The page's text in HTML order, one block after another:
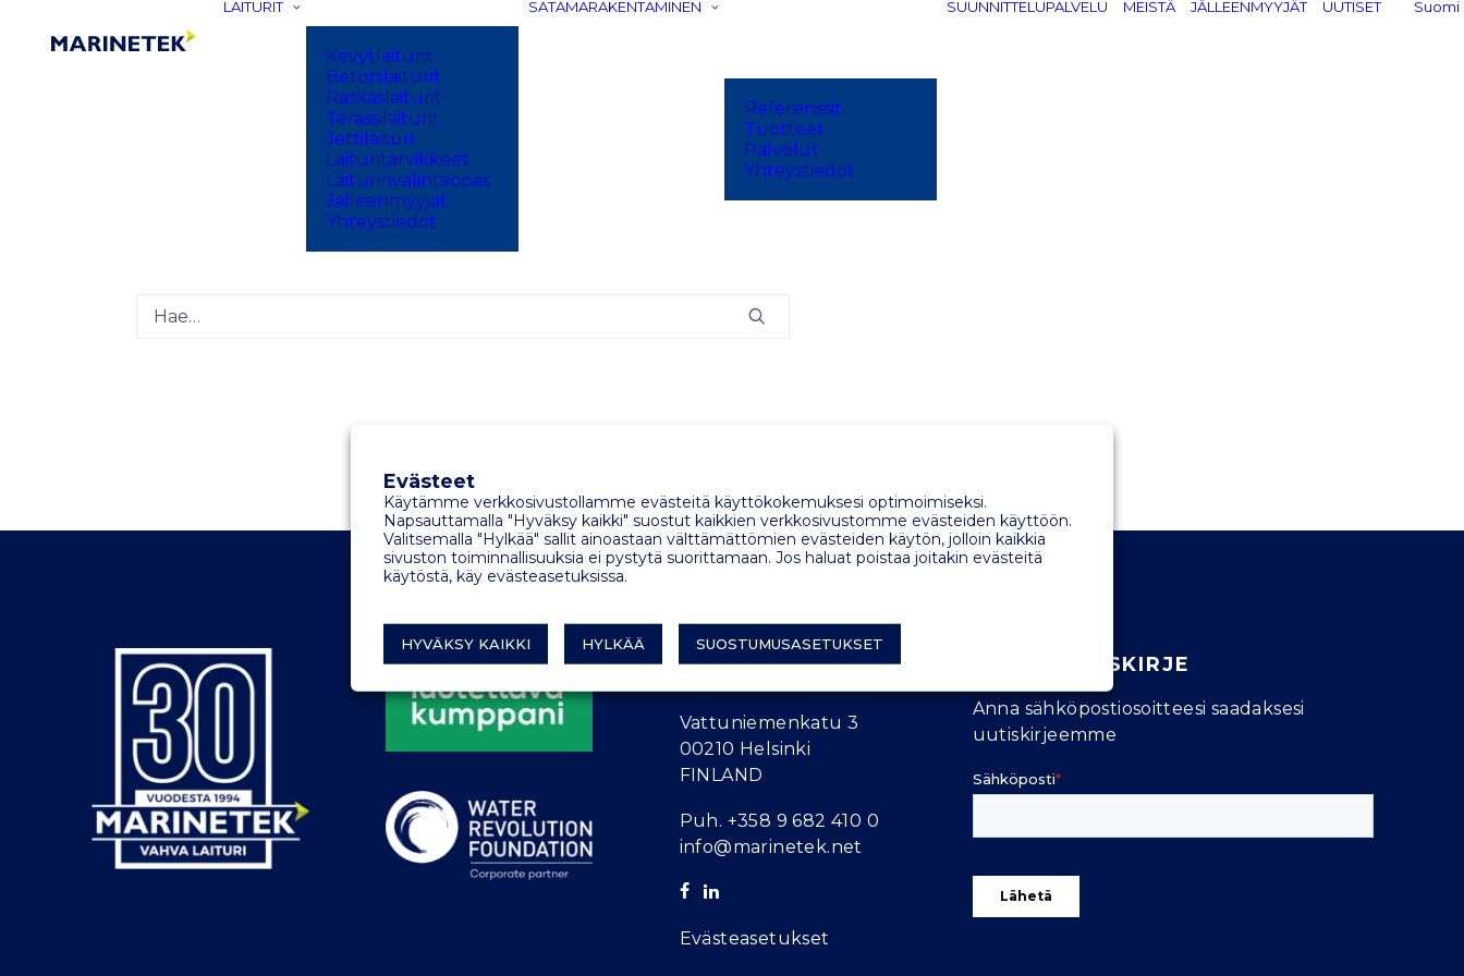
LAITURIT
Kevytlaiturit
Betonilaiturit
Raskaslaiturit
Terassilaiturit
Jettilaituri
Laituritarvikkeet
Laiturinvalintaopas
Jälleenmyyjät
Yhteystiedot
SATAMARAKENTAMINEN
Referenssit
Tuotteet
Palvelut
Yhteystiedot
SUUNNITTELUPALVELU MEISTÄ JÄLLEENMYYJÄT UUTISET Suomi
Nothing Found
Sorry, but nothing matched your search terms. Please try again with some different keywords.
MARINETEK FINLAND
Vattuniemenkatu 3
00210 Helsinki
FINLAND
Puh. +358 9 682 410 0
info@marinetek.net
Evästeasetukset
TILAA UUTISKIRJE
Anna sähköpostiosoitteesi saadaksesi
uutiskirjeemme
Evästeet
Käytämme verkkosivustollamme evästeitä käyttökokemuksesi optimoimiseksi.
Napsauttamalla "Hyväksy kaikki" suostut kaikkien verkkosivustomme evästeiden käyttöön.
Valitsemalla "Hylkää" sallit ainoastaan välttämättömien evästeiden käytön, jolloin kaikkia
sivuston toiminnallisuuksia ei pystytä suorittamaan. Jos haluat poistaa joitakin evästeitä
käytöstä, käy evästeasetuksissa.
HYVÄKSY KAIKKI HYLKÄÄ SUOSTUMUSASETUKSET